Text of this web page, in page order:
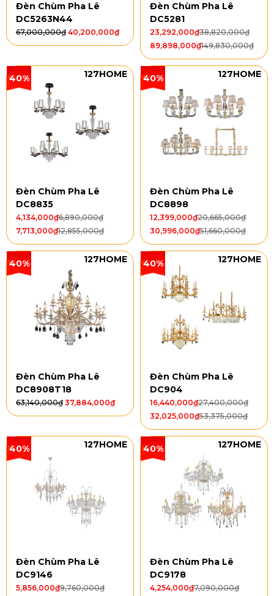
Đèn Chùm Pha Lê
DC5263N44
67,000,000₫ 40,200,000₫
Đèn Chùm Pha Lê
DC5281
38,820,000₫
23,292,000₫
149,830,000₫
89,898,000₫
40% 127HOME
Đèn Chùm Pha Lê
DC8835
6,890,000₫
4,134,000₫
12,855,000₫
7,713,000₫
40% 127HOME
Đèn Chùm Pha Lê
DC8898
20,665,000₫
12,399,000₫
51,660,000₫
30,996,000₫
40% 127HOME
Đèn Chùm Pha Lê
DC8908T18
63,140,000₫ 37,884,000₫
40% 127HOME
Đèn Chùm Pha Lê
DC904
27,400,000₫
16,440,000₫
53,375,000₫
32,025,000₫
40% 127HOME
Đèn Chùm Pha Lê
DC9146
9,760,000₫
5,856,000₫
40% 127HOME
Đèn Chùm Pha Lê
DC9178
7,090,000₫
4,254,000₫